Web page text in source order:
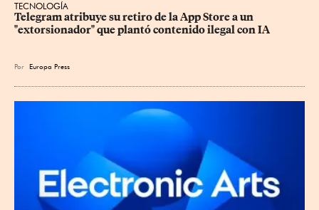
TECNOLOGÍA
Telegram atribuye su retiro de la App Store a un
"extorsionador" que plantó contenido ilegal con IA
Por Europa Press